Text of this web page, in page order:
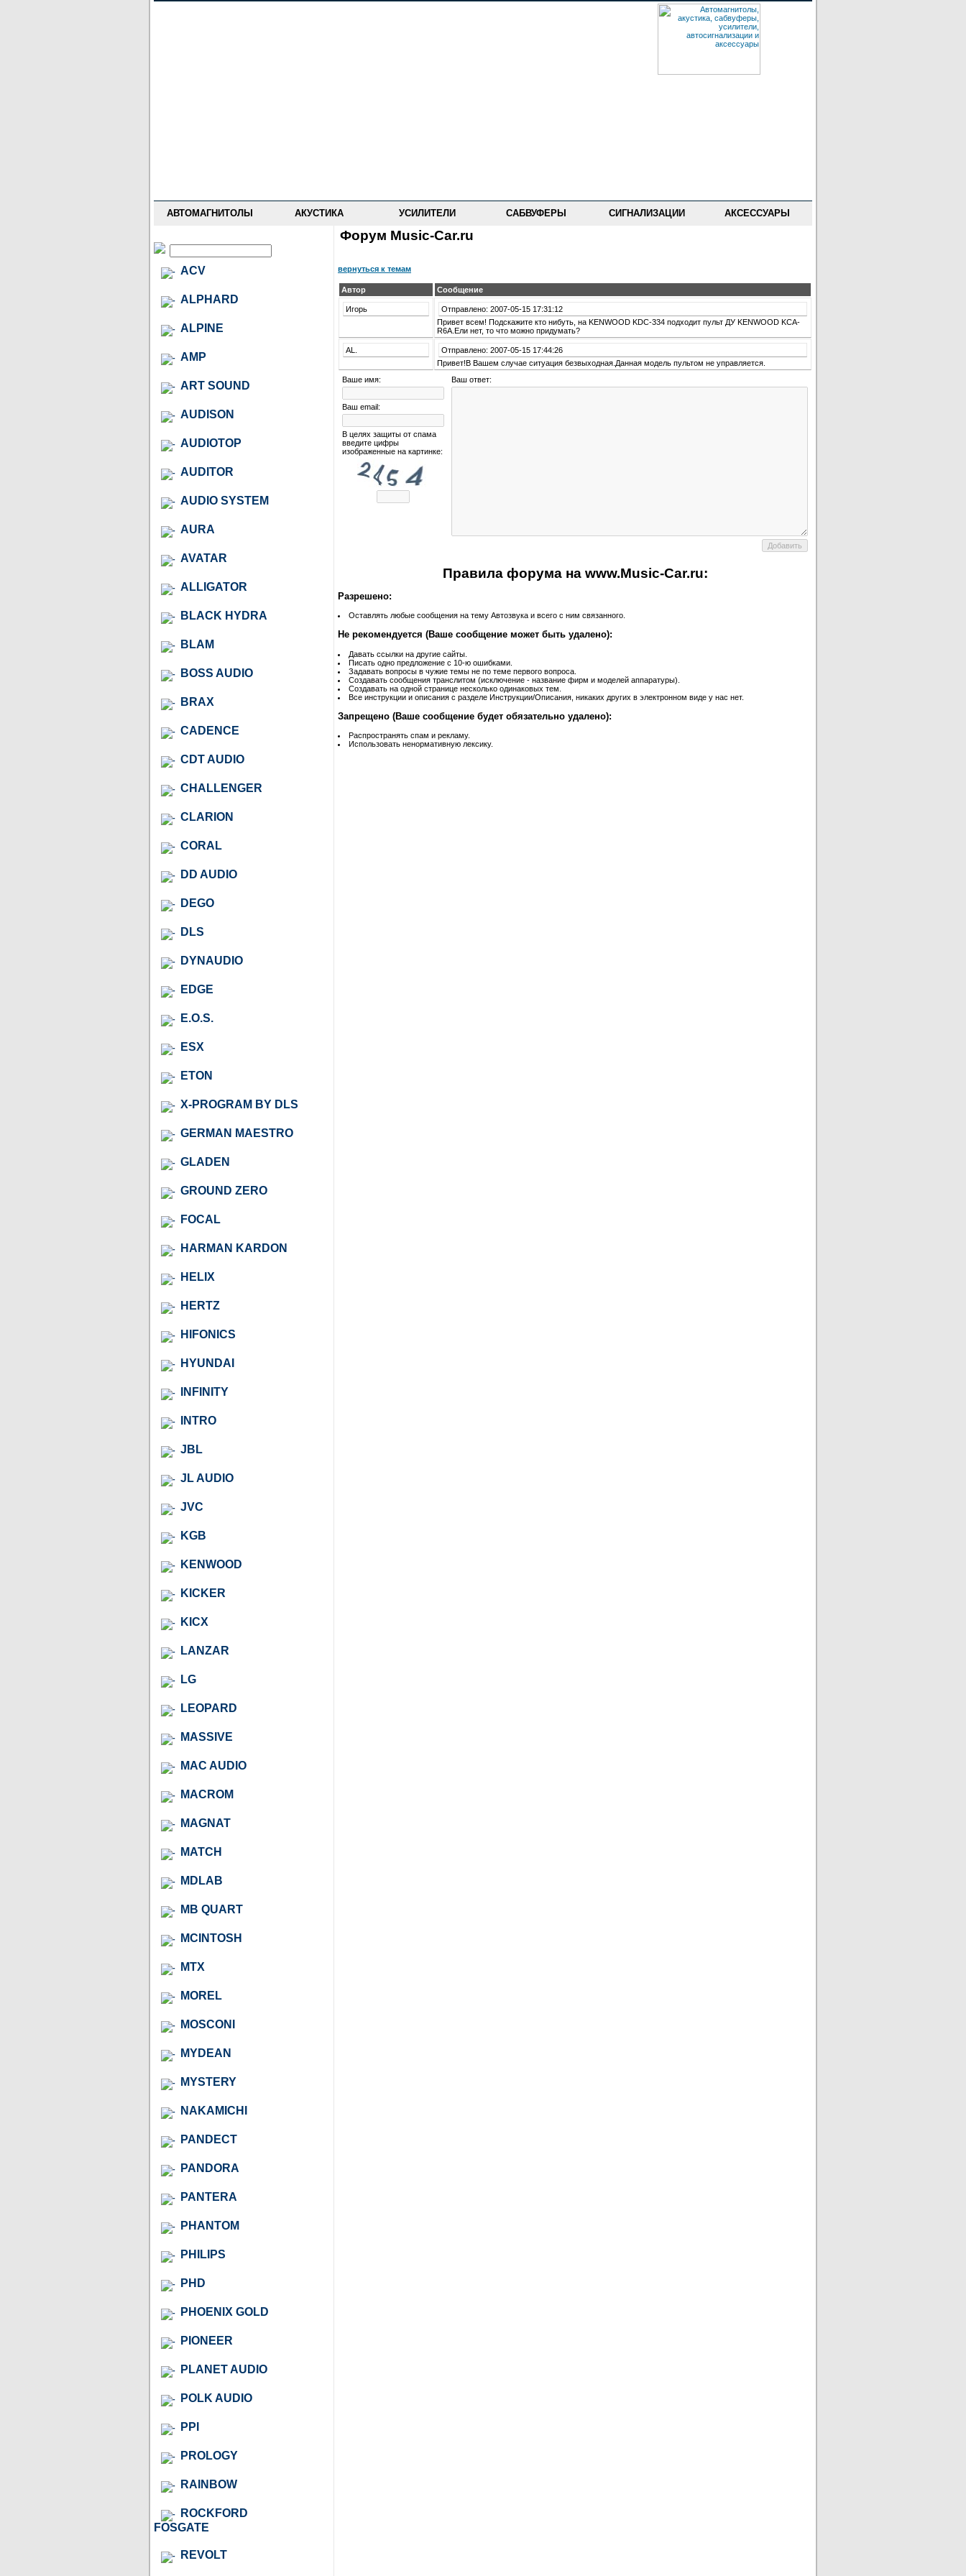
АВТОМАГНИТОЛЫ АКУСТИКА УСИЛИТЕЛИ САБВУФЕРЫ СИГНАЛИЗАЦИИ АКСЕССУАРЫ
ACV
ALPHARD
ALPINE
AMP
ART SOUND
AUDISON
AUDIOTOP
AUDITOR
AUDIO SYSTEM
AURA
AVATAR
ALLIGATOR
BLACK HYDRA
BLAM
BOSS AUDIO
BRAX
CADENCE
CDT AUDIO
CHALLENGER
CLARION
CORAL
DD AUDIO
DEGO
DLS
DYNAUDIO
EDGE
E.O.S.
ESX
ETON
X-PROGRAM BY DLS
GERMAN MAESTRO
GLADEN
GROUND ZERO
FOCAL
HARMAN KARDON
HELIX
HERTZ
HIFONICS
HYUNDAI
INFINITY
INTRO
JBL
JL AUDIO
JVC
KGB
KENWOOD
KICKER
KICX
LANZAR
LG
LEOPARD
MASSIVE
MAC AUDIO
MACROM
MAGNAT
MATCH
MDLAB
MB QUART
MCINTOSH
MTX
MOREL
MOSCONI
MYDEAN
MYSTERY
NAKAMICHI
PANDECT
PANDORA
PANTERA
PHANTOM
PHILIPS
PHD
PHOENIX GOLD
PIONEER
PLANET AUDIO
POLK AUDIO
PPI
PROLOGY
RAINBOW
ROCKFORD
FOSGATE
REVOLT
Форум Music-Car.ru
вернуться к темам
Автор Сообщение
Игорь
Отправлено: 2007-05-15 17:31:12
Привет всем! Подскажите кто нибуть, на KENWOOD KDC-334 подходит пульт ДУ KENWOOD KCA-
R6A.Ели нет, то что можно придумать?
AL.
Отправлено: 2007-05-15 17:44:26
Привет!В Вашем случае ситуация безвыходная.Данная модель пультом не управляется.
Ваше имя:
Ваш email:
В целях защиты от спама
введите цифры
изображенные на картинке:
Ваш ответ:
Правила форума на www.Music-Car.ru:
Разрешено:
Оставлять любые сообщения на тему Автозвука и всего с ним связанного.
Не рекомендуется (Ваше сообщение может быть удалено):
Давать ссылки на другие сайты.
Писать одно предложение с 10-ю ошибками.
Задавать вопросы в чужие темы не по теме первого вопроса.
Создавать сообщения транслитом (исключение - название фирм и моделей аппаратуры).
Создавать на одной странице несколько одинаковых тем.
Все инструкции и описания с разделе Инструкции/Описания, никаких других в электронном виде у нас нет.
Запрещено (Ваше сообщение будет обязательно удалено):
Распространять спам и рекламу.
Использовать ненормативную лексику.